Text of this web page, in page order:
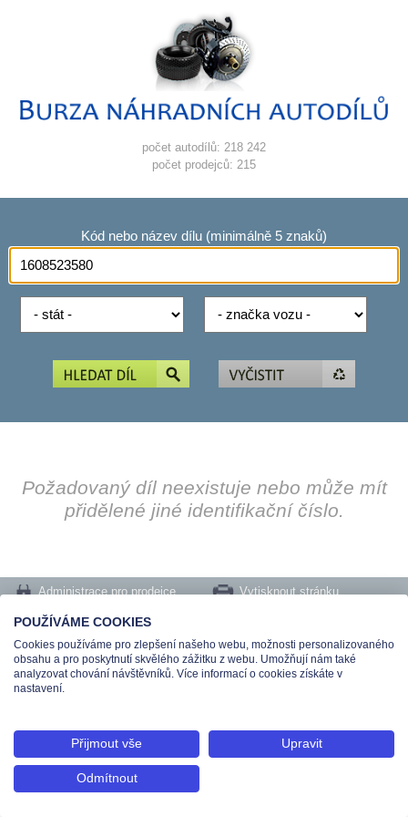
počet autodílů: 218 242
počet prodejců: 215
Kód nebo název dílu (minimálně 5 znaků)
Požadovaný díl neexistuje nebo může mít
přidělené jiné identifikační číslo.
Administrace pro prodejce
Vytisknout stránku
Nastavení cookies
Tel.: +420 491 519 500 | E-mail: helpdesk@teas.cz | Provozovna: tř. T.Bati 299,
763 02 Zlín
© 2026 Teas spol. s r. o., Platnéřská 88/9, 110 00 Praha 1 - Staré Město, IČO:
48906565, DIČ: CZ699008048, Zapsána v OR vedeném u Městského soudu v
POUŽÍVÁME COOKIES
Cookies používáme pro zlepšení našeho webu, možnosti personalizovaného
obsahu a pro poskytnutí skvělého zážitku z webu. Umožňují nám také
analyzovat chování návštěvníků. Více informací o cookies získáte v
nastavení.
Přijmout vše Upravit
Odmítnout